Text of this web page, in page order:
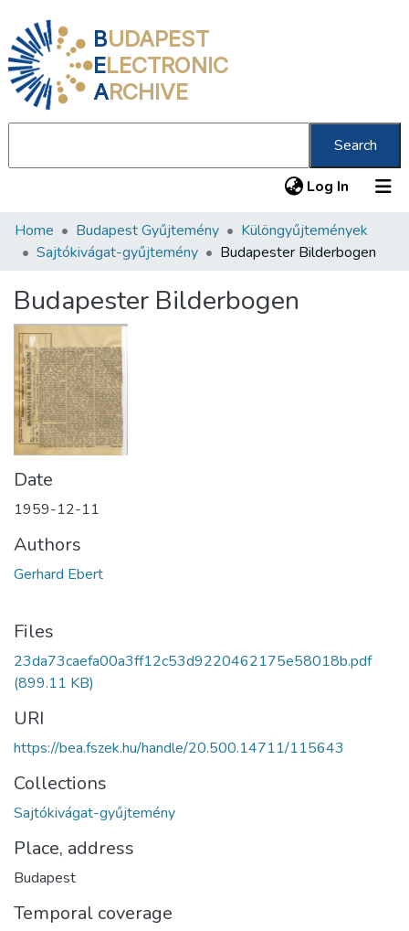
BUDAPEST
ELECTRONIC
ARCHIVE
Search
Log In (current)
Communities & Collections
Statistics
About us
Home Budapest Gyűjtemény
Különgyűjtemények
Sajtókivágat-gyűjtemény
Budapester Bilderbogen
Budapester Bilderbogen
Date
1959-12-11
Authors
Gerhard Ebert
Files
23da73caefa00a3ff12c53d9220462175e58018b.pdf
(899.11 KB)
URI
https://bea.fszek.hu/handle/20.500.14711/115643
Collections
Sajtókivágat-gyűjtemény
Place, address
Budapest
Temporal coverage